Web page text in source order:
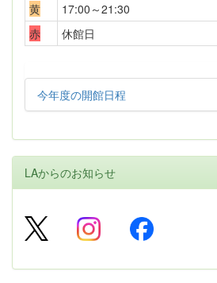
黄
17:00～21:30
赤
休館日
今年度の開館日程
LAからのお知らせ